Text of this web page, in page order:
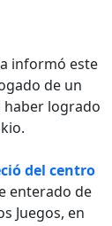
informó este
de un
haber logrado
del centro
enterado de
Juegos, en